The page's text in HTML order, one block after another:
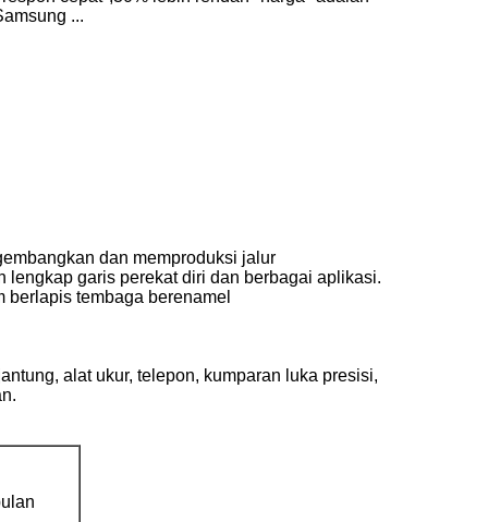
...
dan memproduksi jalur
lengkap garis perekat diri dan berbagai aplikasi.
tembaga berenamel
alat ukur, telepon, kumparan luka presisi,